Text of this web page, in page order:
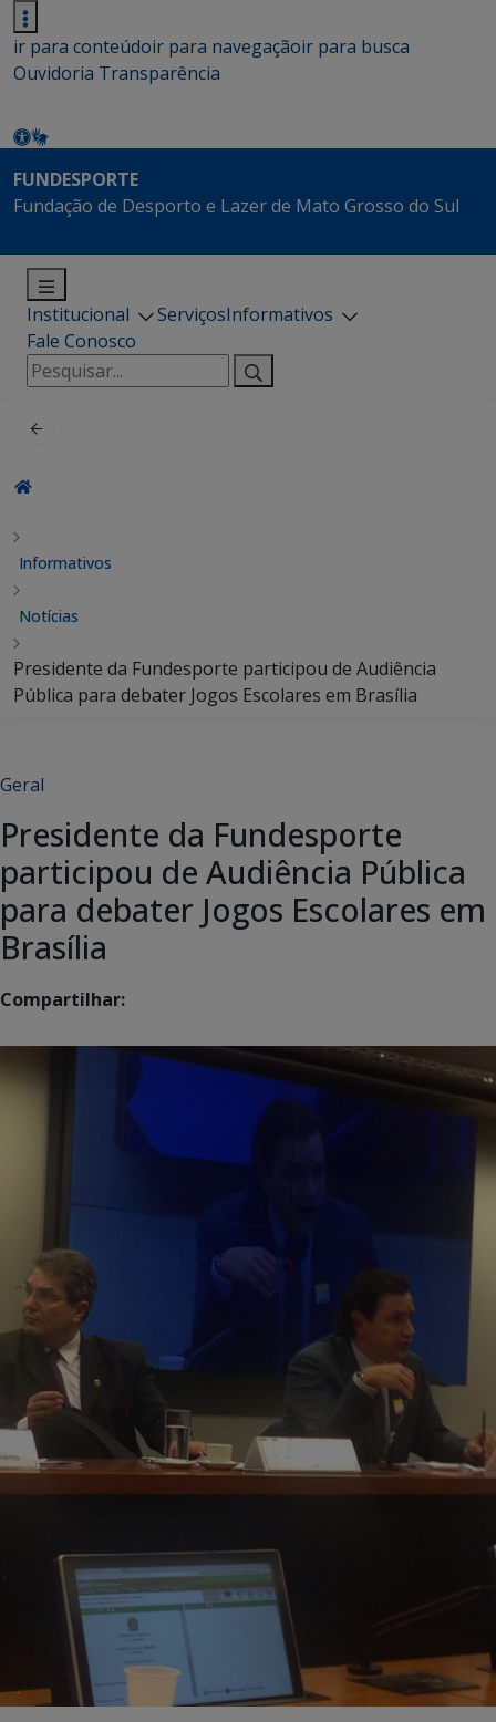
ir para conteúdoir para navegaçãoir para busca
Ouvidoria Transparência
FUNDESPORTE
Fundação de Desporto e Lazer de Mato Grosso do Sul
Institucional ServiçosInformativos
Fale Conosco
Pesquisar
por:
Informativos
Notícias
Presidente da Fundesporte participou de Audiência
Pública para debater Jogos Escolares em Brasília
Geral
Presidente da Fundesporte
participou de Audiência Pública
para debater Jogos Escolares em
Brasília
Compartilhar: